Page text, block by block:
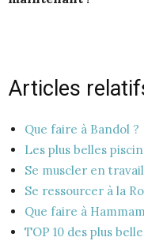
Articles
Que faire à Bandol ?
Les plus belles
Se muscler en
Se ressourcer à la
Que faire à
TOP 10 des plus